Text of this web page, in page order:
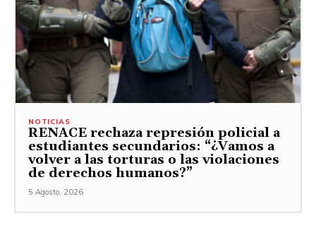
NOTICIAS
RENACE rechaza represión policial a
estudiantes secundarios: “¿Vamos a
volver a las torturas o las violaciones
de derechos humanos?”
5 Agosto, 2026